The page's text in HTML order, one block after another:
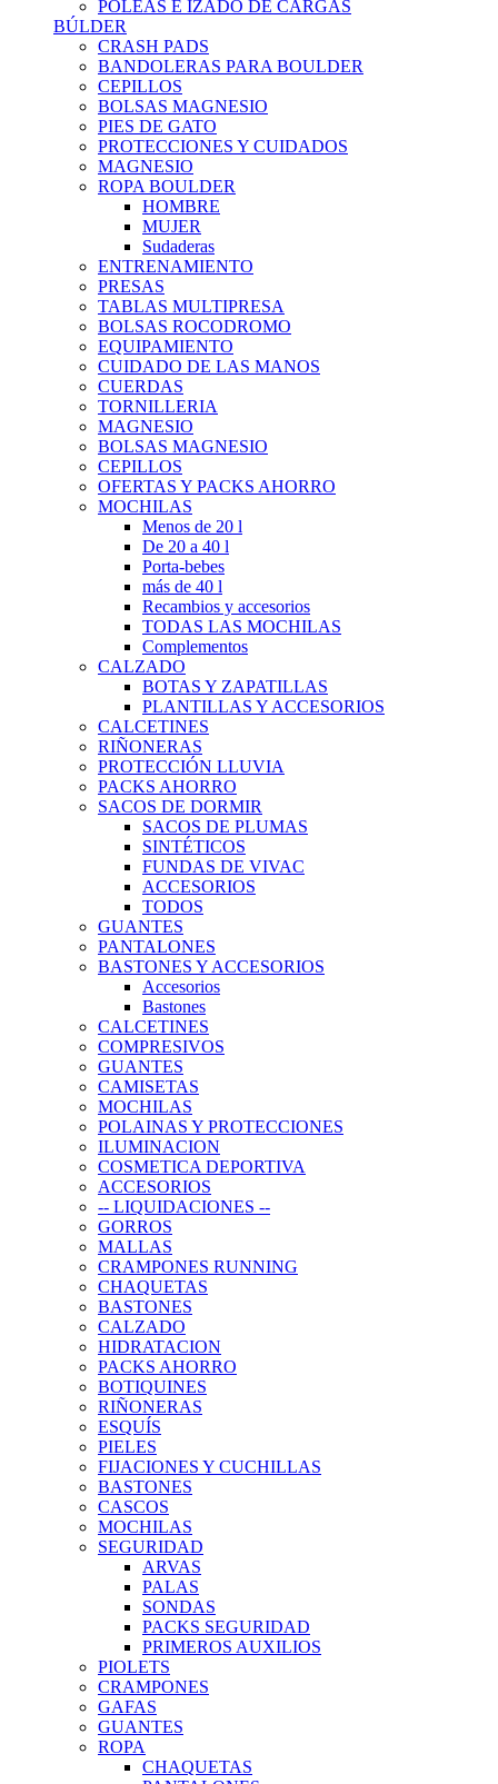
POLEAS E IZADO DE CARGAS
BÚLDER
CRASH PADS
BANDOLERAS PARA BOULDER
CEPILLOS
BOLSAS MAGNESIO
PIES DE GATO
PROTECCIONES Y CUIDADOS
MAGNESIO
ROPA BOULDER
HOMBRE
MUJER
Sudaderas
ENTRENAMIENTO
PRESAS
TABLAS MULTIPRESA
BOLSAS ROCODROMO
EQUIPAMIENTO
CUIDADO DE LAS MANOS
CUERDAS
TORNILLERIA
MAGNESIO
BOLSAS MAGNESIO
CEPILLOS
OFERTAS Y PACKS AHORRO
MOCHILAS
Menos de 20 l
De 20 a 40 l
Porta-bebes
más de 40 l
Recambios y accesorios
TODAS LAS MOCHILAS
Complementos
CALZADO
BOTAS Y ZAPATILLAS
PLANTILLAS Y ACCESORIOS
CALCETINES
RIÑONERAS
PROTECCIÓN LLUVIA
PACKS AHORRO
SACOS DE DORMIR
SACOS DE PLUMAS
SINTÉTICOS
FUNDAS DE VIVAC
ACCESORIOS
TODOS
GUANTES
PANTALONES
BASTONES Y ACCESORIOS
Accesorios
Bastones
CALCETINES
COMPRESIVOS
GUANTES
CAMISETAS
MOCHILAS
POLAINAS Y PROTECCIONES
ILUMINACION
COSMETICA DEPORTIVA
ACCESORIOS
-- LIQUIDACIONES --
GORROS
MALLAS
CRAMPONES RUNNING
CHAQUETAS
BASTONES
CALZADO
HIDRATACION
PACKS AHORRO
BOTIQUINES
RIÑONERAS
ESQUÍS
PIELES
FIJACIONES Y CUCHILLAS
BASTONES
CASCOS
MOCHILAS
SEGURIDAD
ARVAS
PALAS
SONDAS
PACKS SEGURIDAD
PRIMEROS AUXILIOS
PIOLETS
CRAMPONES
GAFAS
GUANTES
ROPA
CHAQUETAS